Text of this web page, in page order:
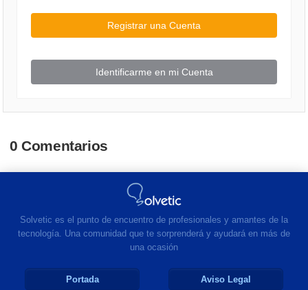
Registrar una Cuenta
Identificarme en mi Cuenta
0 Comentarios
Solvetic es el punto de encuentro de profesionales y amantes de la
tecnología. Una comunidad que te sorprenderá y ayudará en más de
una ocasión
Portada Aviso Legal